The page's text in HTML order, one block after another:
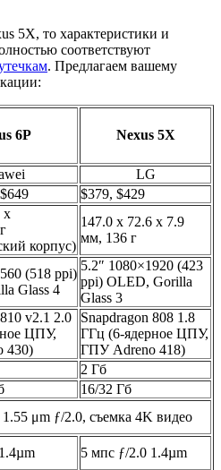
5X, то характеристики и
соответствуют
. Предлагаем вашему
6P Nexus 5X
LG
$379, $429
x
корпус)
147.0 x 72.6 x 7.9
мм, 136 г
(518 ppi)
Glass 4
5.2″ 1080×1920 (423
ppi) OLED, Gorilla
Glass 3
v2.1 2.0
ЦПУ,
430)
Snapdragon 808 1.8
ГГц (6-ядерное ЦПУ,
ГПУ Adreno 418)
2 Гб
16/32 Гб
μm ƒ/2.0, съемка 4K видео
5 мпс ƒ/2.0 1.4µm